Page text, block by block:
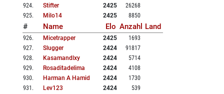
924. Stifter 2425
26268
925. Milo14 2425 8850
# Name Elo Anzahl Land
926. Micetrapper 2425
1693
927. Slugger 2424
91817
928. Kasamandlxy 2424
5714
929. Rosaditadelima 2424
4108
930. Harman A Hamid 2424
1730
931 . Lev123 2424
539